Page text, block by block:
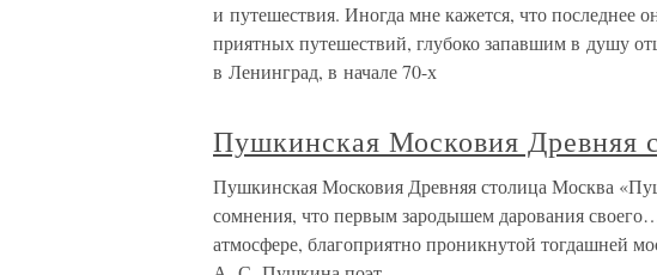
и путешествия. Иногда мне кажется, что последнее
приятных путешествий, глубоко запавшим в душу
в Ленинград, в начале 70-х
Пушкинская Московия Древняя
Пушкинская Московия Древняя столица Москва
сомнения, что первым зародышем дарования
атмосфере, благоприятно проникнутой тогдашней